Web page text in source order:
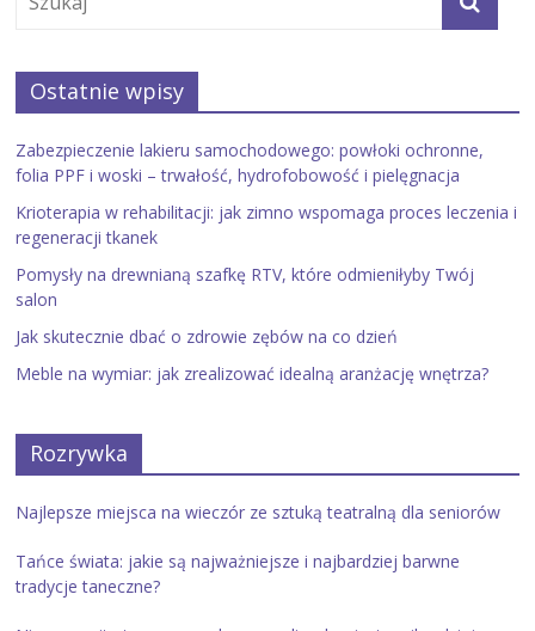
Ostatnie wpisy
Zabezpieczenie lakieru samochodowego: powłoki ochronne,
folia PPF i woski – trwałość, hydrofobowość i pielęgnacja
Krioterapia w rehabilitacji: jak zimno wspomaga proces leczenia i
regeneracji tkanek
Pomysły na drewnianą szafkę RTV, które odmieniłyby Twój
salon
Jak skutecznie dbać o zdrowie zębów na co dzień
Meble na wymiar: jak zrealizować idealną aranżację wnętrza?
Rozrywka
Najlepsze miejsca na wieczór ze sztuką teatralną dla seniorów
Tańce świata: jakie są najważniejsze i najbardziej barwne
tradycje taneczne?